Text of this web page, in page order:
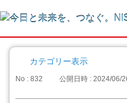
カテゴリー表示
No : 832 公開日時 : 2024/06/